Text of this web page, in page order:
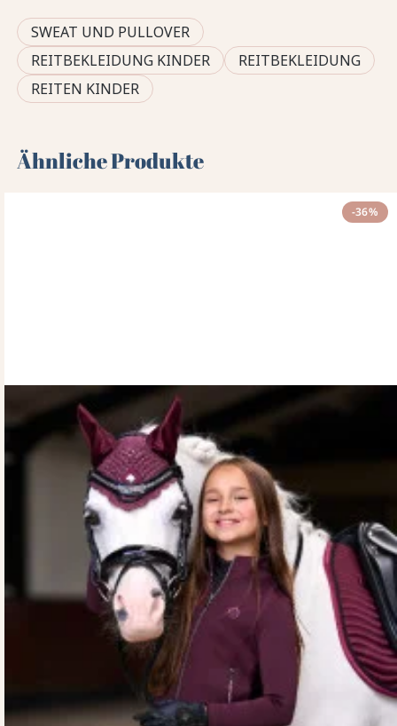
SWEAT UND PULLOVER
REITBEKLEIDUNG KINDER
REITBEKLEIDUNG
REITEN KINDER
Ähnliche Produkte
-36%